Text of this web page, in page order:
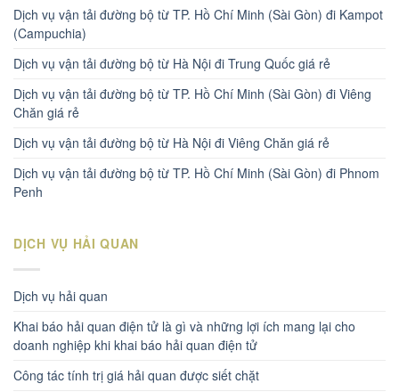
Dịch vụ vận tải đường bộ từ TP. Hồ Chí Minh (Sài Gòn) đi Kampot
(Campuchia)
Dịch vụ vận tải đường bộ từ Hà Nội đi Trung Quốc giá rẻ
Dịch vụ vận tải đường bộ từ TP. Hồ Chí Minh (Sài Gòn) đi Viêng
Chăn giá rẻ
Dịch vụ vận tải đường bộ từ Hà Nội đi Viêng Chăn giá rẻ
Dịch vụ vận tải đường bộ từ TP. Hồ Chí Minh (Sài Gòn) đi Phnom
Penh
DỊCH VỤ HẢI QUAN
Dịch vụ hải quan
Khai báo hải quan điện tử là gì và những lợi ích mang lại cho
doanh nghiệp khi khai báo hải quan điện tử
Công tác tính trị giá hải quan được siết chặt